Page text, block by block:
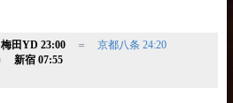
梅田YD 23:00＝ 京都八条 24:20
新宿 07:55